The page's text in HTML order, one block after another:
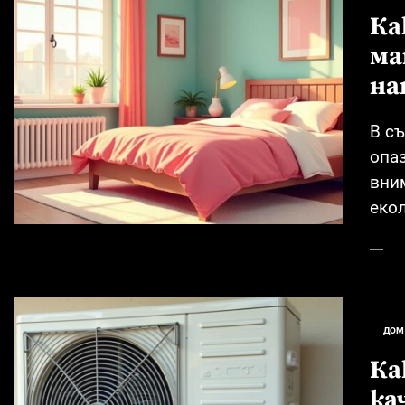
Практичен дом: Стъклени
Модерни килими за хол:
Фасади в движение: Led
Топ идея: Вечна роза като
Бормашини и винтоверти:
В
ДОМ